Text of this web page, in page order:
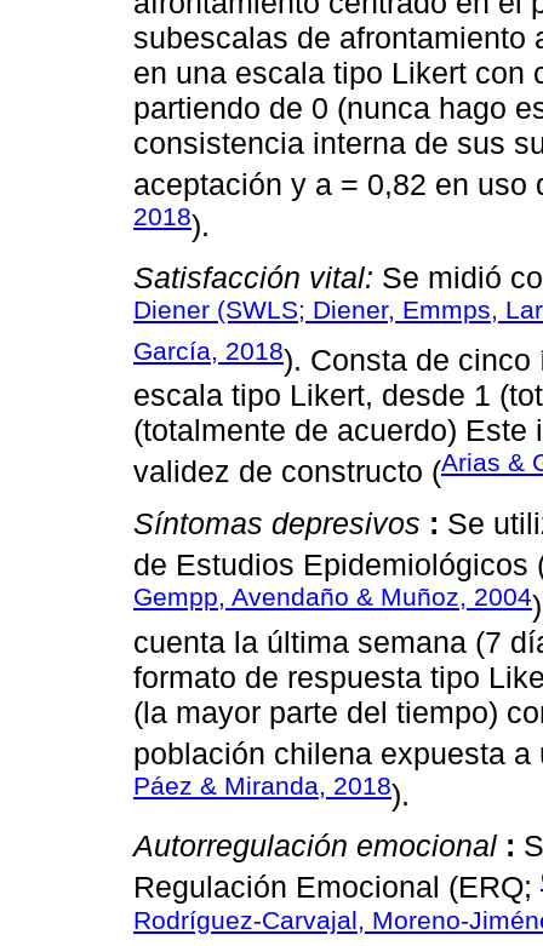
subescalas de afrontamiento
en una escala tipo Likert con
partiendo de 0 (nunca hago
consistencia interna de sus
aceptación y a = 0,82 en uso
2018).
Satisfacción vital: Se midió
Diener (SWLS; Diener, Emmps,
García, 2018). Consta de cinco
escala tipo Likert, desde 1
(totalmente de acuerdo)
validez de constructo (Arias &
Síntomas depresivos : Se
de Estudios Epidemiológicos
Gempp, Avendaño & Muñoz, 2004
cuenta la última semana (7
formato de respuesta tipo
(la mayor parte del tiempo)
población chilena expuesta
Páez & Miranda, 2018).
Autorregulación emocional :
Regulación Emocional (ERQ;
Rodríguez-Carvajal, Moreno-